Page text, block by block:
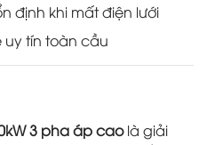
định khi mất điện lưới
uy tín toàn cầu
3 pha áp caolà giải